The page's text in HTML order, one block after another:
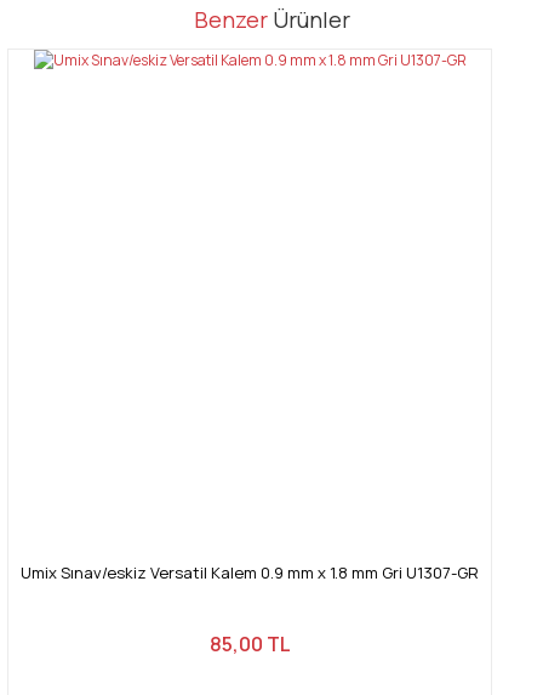
Bu ürüne ilk yorumu siz yapın!
Bu ürünün fiyat bilgisi, resim, ürün açıklamalarında ve diğer
tarafımıza iletebilirsiniz.
Benzer Ürünler
Umix Sınav/eskiz Versatil Kalem 0.9 mm x 1.8 mm Gri U1307-GR
85,00 TL